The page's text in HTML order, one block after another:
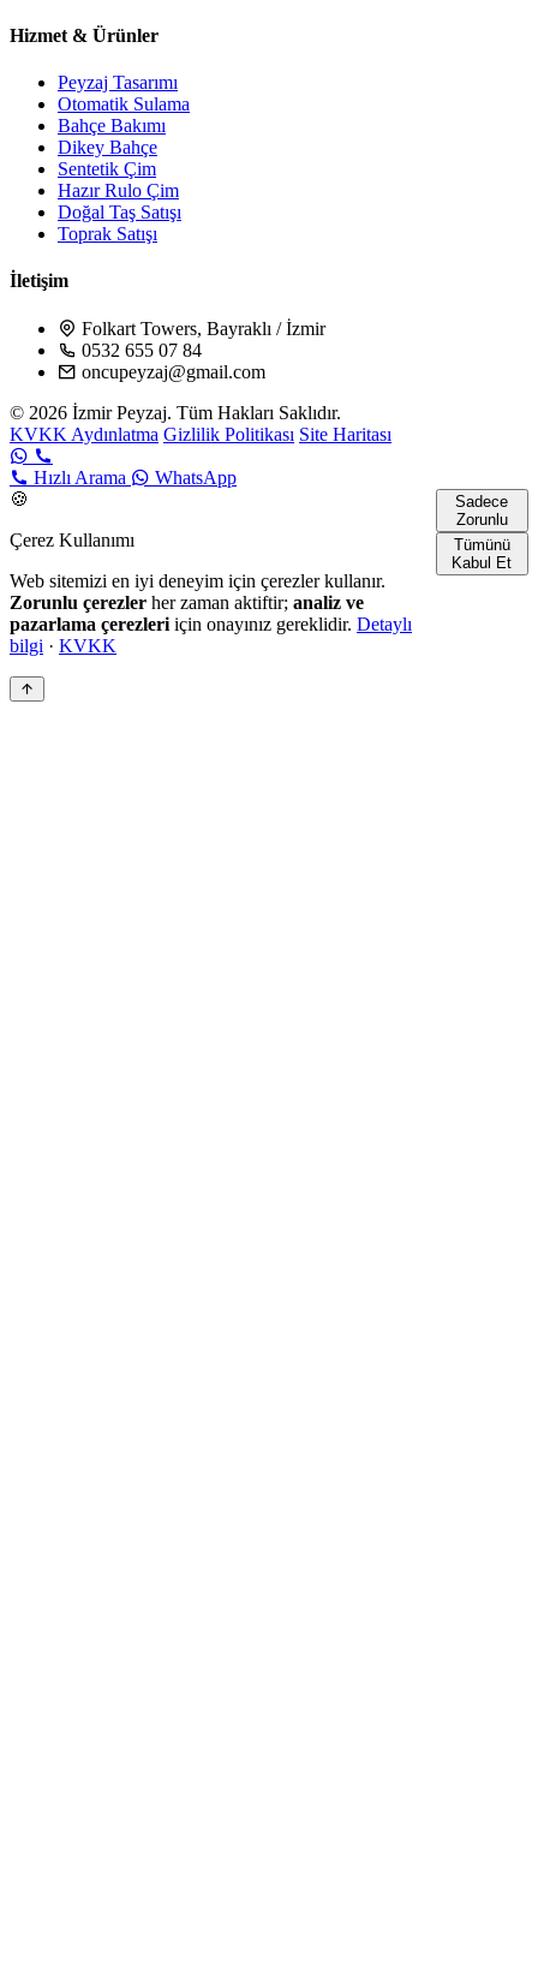
Hizmet & Ürünler
Peyzaj Tasarımı
Otomatik Sulama
Bahçe Bakımı
Dikey Bahçe
Sentetik Çim
Hazır Rulo Çim
Doğal Taş Satışı
Toprak Satışı
İletişim
Folkart Towers, Bayraklı / İzmir
0532 655 07 84
oncupeyzaj@gmail.com
© 2026 İzmir Peyzaj. Tüm Hakları Saklıdır.
KVKK Aydınlatma Gizlilik Politikası Site Haritası
Hızlı Arama
WhatsApp
🍪
Çerez Kullanımı
Web sitemizi en iyi deneyim için çerezler kullanır.
Zorunlu çerezler her zaman aktiftir; analiz ve
pazarlama çerezleri için onayınız gereklidir. Detaylı
bilgi · KVKK
Sadece
Zorunlu
Tümünü
Kabul Et